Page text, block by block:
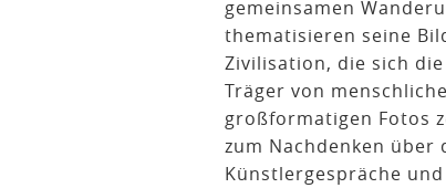
gemeinsamen
thematisieren seine
Zivilisation, die sich
Träger von
großformatigen Fotos
zum Nachdenken über
Künstlergespräche